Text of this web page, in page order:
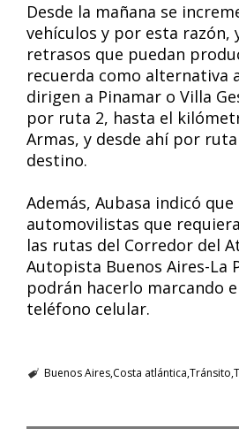
Desde la mañana se
vehículos y por esta razón,
retrasos que puedan
recuerda como alternativa
dirigen a Pinamar o Villa
por ruta 2, hasta el
Armas, y desde ahí por
destino.
Además, Aubasa indicó
automovilistas que
las rutas del Corredor del
Autopista Buenos Aires-La
podrán hacerlo marcando
teléfono celular.
Buenos AiresCosta atlántica Tránsito